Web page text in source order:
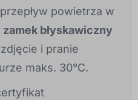
powietrza w
błyskawiczny
i pranie
maks. 30°C.